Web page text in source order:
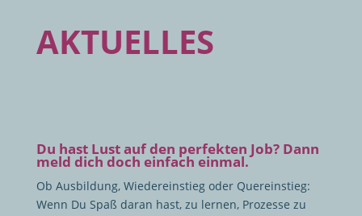
AKTUELLES
Du hast Lust auf den perfekten Job? Dann
meld dich doch einfach einmal.
Ob Ausbildung, Wiedereinstieg oder Quereinstieg:
Wenn Du Spaß daran hast, zu lernen, Prozesse zu